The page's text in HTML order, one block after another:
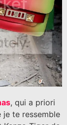
, qui a priori
je te ressemble